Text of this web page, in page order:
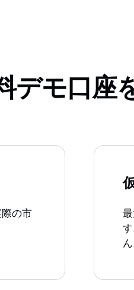
デモ口座
の市
ん